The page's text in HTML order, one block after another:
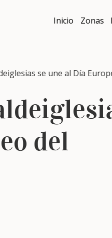
Inicio Zonas
se une al Día
del